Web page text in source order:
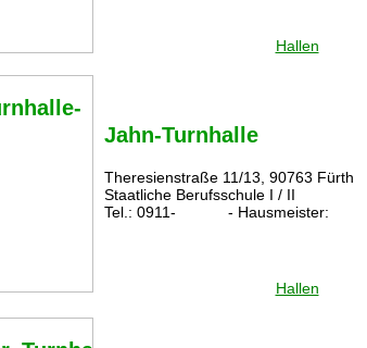
Hallen
Jahn-Turnhalle
Theresienstraße 11/13, 90763 Fürth
Staatliche Berufsschule I / II
Tel.: 0911- - Hausmeister:
Hallen